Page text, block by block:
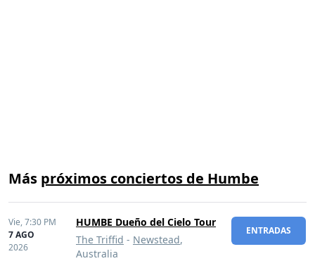
Más próximos conciertos de Humbe
Vie,7:30 PM
7 AGO
2026
HUMBE Dueño del Cielo Tour
The Triffid - Newstead,
Australia
ENTRADAS